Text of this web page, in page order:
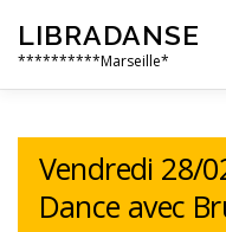
contenu
LIBRADANSE
**********Marseille*
QUI SOMMES NOUS
EN PRATIQUE
Vendredi 28/
Dance avec